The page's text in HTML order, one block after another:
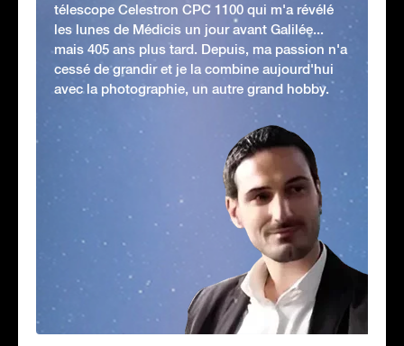
télescope Celestron CPC 1100 qui m'a révélé
les lunes de Médicis un jour avant Galilée...
mais 405 ans plus tard. Depuis, ma passion n'a
cessé de grandir et je la combine aujourd'hui
avec la photographie, un autre grand hobby.